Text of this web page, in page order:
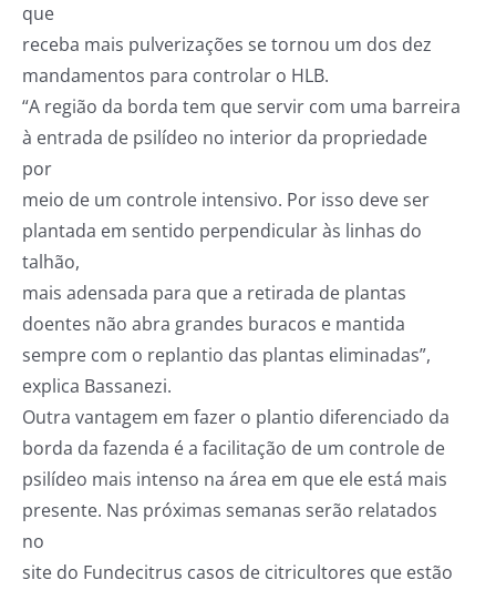
que
receba mais pulverizações se tornou um dos dez
mandamentos para controlar o HLB.
“A região da borda tem que servir com uma barreira
à entrada de psilídeo no interior da propriedade
por
meio de um controle intensivo. Por isso deve ser
plantada em sentido perpendicular às linhas do
talhão,
mais adensada para que a retirada de plantas
doentes não abra grandes buracos e mantida
sempre com o replantio das plantas eliminadas”,
explica Bassanezi.
Outra vantagem em fazer o plantio diferenciado da
borda da fazenda é a facilitação de um controle de
psilídeo mais intenso na área em que ele está mais
presente. Nas próximas semanas serão relatados
no
site do Fundecitrus casos de citricultores que estão